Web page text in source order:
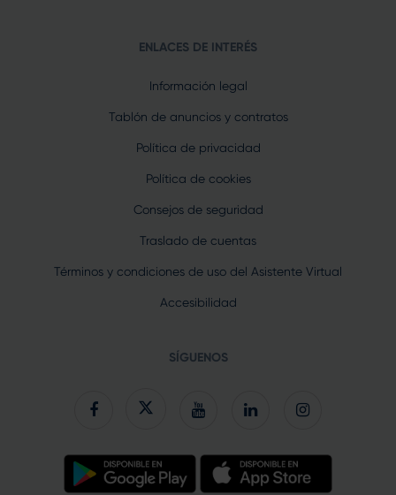
ENLACES DE INTERÉS
Información legal
Tablón de anuncios y contratos
Política de privacidad
Política de cookies
Consejos de seguridad
Traslado de cuentas
Términos y condiciones de uso del Asistente Virtual
Accesibilidad
SÍGUENOS